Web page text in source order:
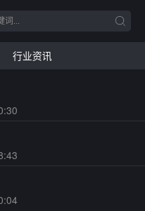
行业资讯